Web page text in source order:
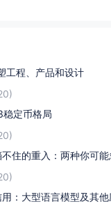
工程、产品和设计
定币格局
住的重入：两种你可
：大型语言模型及其他